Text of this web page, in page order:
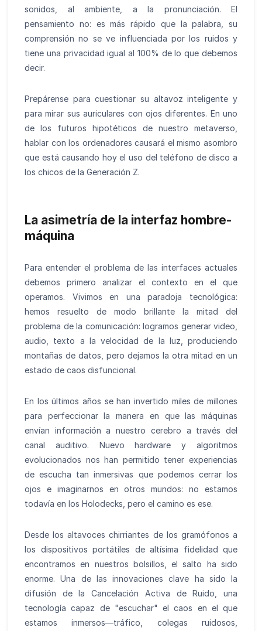
sonidos, al ambiente, a la pronunciación. El
pensamiento no: es más rápido que la palabra, su
comprensión no se ve influenciada por los ruidos y
tiene una privacidad igual al 100% de lo que debemos
decir.
Prepárense para cuestionar su altavoz inteligente y
para mirar sus auriculares con ojos diferentes. En uno
de los futuros hipotéticos de nuestro metaverso,
hablar con los ordenadores causará el mismo asombro
que está causando hoy el uso del teléfono de disco a
los chicos de la Generación Z.
La asimetría de la interfaz hombre-
máquina
Para entender el problema de las interfaces actuales
debemos primero analizar el contexto en el que
operamos. Vivimos en una paradoja tecnológica:
hemos resuelto de modo brillante la mitad del
problema de la comunicación: logramos generar video,
audio, texto a la velocidad de la luz, produciendo
montañas de datos, pero dejamos la otra mitad en un
estado de caos disfuncional.
En los últimos años se han invertido miles de millones
para perfeccionar la manera en que las máquinas
envían información a nuestro cerebro a través del
canal auditivo. Nuevo hardware y algoritmos
evolucionados nos han permitido tener experiencias
de escucha tan inmersivas que podemos cerrar los
ojos e imaginarnos en otros mundos: no estamos
todavía en los Holodecks, pero el camino es ese.
Desde los altavoces chirriantes de los gramófonos a
los dispositivos portátiles de altísima fidelidad que
encontramos en nuestros bolsillos, el salto ha sido
enorme. Una de las innovaciones clave ha sido la
difusión de la Cancelación Activa de Ruido, una
tecnología capaz de "escuchar" el caos en el que
estamos inmersos—tráfico, colegas ruidosos,